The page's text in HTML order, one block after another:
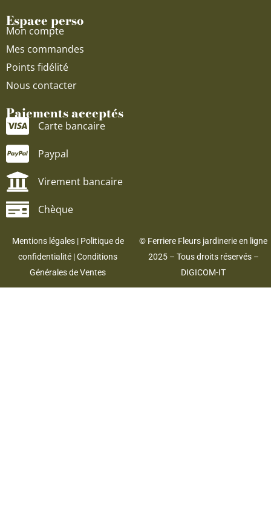
Espace perso
Mon compte
Mes commandes
Points fidélité
Nous contacter
Paiements acceptés
Carte bancaire
Paypal
Virement bancaire
Chèque
Mentions légales| Politique de
confidentialité |Conditions
Générales de Ventes
© Ferriere Fleurs jardinerie en ligne
2025 – Tous droits réservés –
DIGICOM-IT